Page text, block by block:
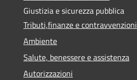
Giustizia e sicurezza pubblica
Tributi,finanze e contravvenzioni
Ambiente
Salute, benessere e assistenza
Autorizzazioni